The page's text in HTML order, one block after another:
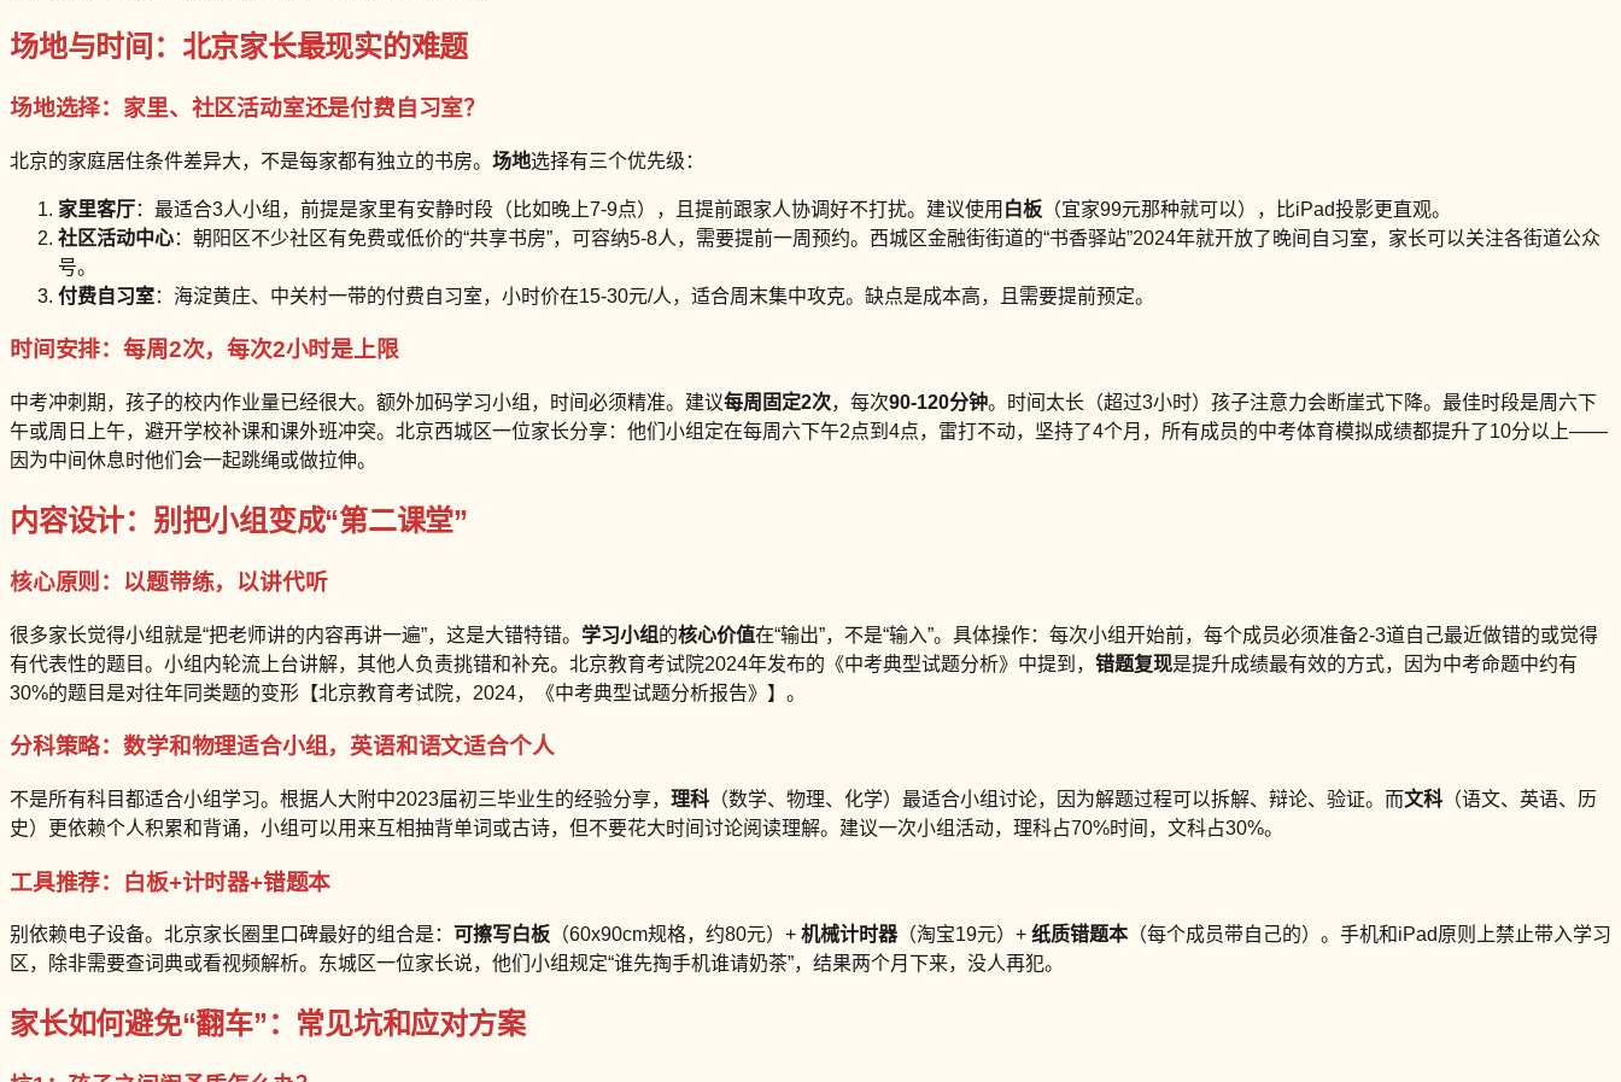
场地与时间：北京家长最现实的难题
场地选择：家里、社区活动室还是付费自习室？
北京的家庭居住条件差异大，不是每家都有独立的书房。 场地选择有三个优先级：
家里客厅：最适合3人小组，前提是家里有安静时段（比如晚上7-9点），且提前跟家人协调好不打扰。建议使用 白板 （宜家99元那种就可以），比iPad投影更直观。
社区活动中心：朝阳区不少社区有免费或低价的“共享书房”，可容纳5-8人，需要提前一周预约。西城区金融街街道的“书香驿站”2024年就开放了晚间自习室，家长可以关注各街道公众
号。
付费自习室：海淀黄庄、中关村一带的付费自习室，小时价在15-30元/人，适合周末集中攻克。缺点是成本高，且需要提前预定。
时间安排：每周2次，每次2小时是上限
中考冲刺期，孩子的校内作业量已经很大。额外加码学习小组，时间必须精准。建议每周固定2次，每次90-120分钟。时间太长（超过3小时）孩子注意力会断崖式下降。最佳时段是周六下
午或周日上午，避开学校补课和课外班冲突。北京西城区一位家长分享：他们小组定在每周六下午2点到4点，雷打不动，坚持了4个月，所有成员的中考体育模拟成绩都提升了10分以上——
因为中间休息时他们会一起跳绳或做拉伸。
内容设计：别把小组变成“第二课堂”
核心原则：以题带练，以讲代听
很多家长觉得小组就是“把老师讲的内容再讲一遍”，这是大错特错。 学习小组 的核心价值在“输出”，不是“输入”。具体操作：每次小组开始前，每个成员必须准备2-3道自己最近做错的或觉得
有代表性的题目。小组内轮流上台讲解，其他人负责挑错和补充。北京教育考试院2024年发布的《中考典型试题分析》中提到， 错题复现是提升成绩最有效的方式，因为中考命题中约有
30%的题目是对往年同类题的变形【北京教育考试院，2024，《中考典型试题分析报告》】。
分科策略：数学和物理适合小组，英语和语文适合个人
不是所有科目都适合小组学习。根据人大附中2023届初三毕业生的经验分享， 理科 （数学、物理、化学）最适合小组讨论，因为解题过程可以拆解、辩论、验证。而文科 （语文、英语、历
史）更依赖个人积累和背诵，小组可以用来互相抽背单词或古诗，但不要花大时间讨论阅读理解。建议一次小组活动，理科占70%时间，文科占30%。
工具推荐：白板+计时器+错题本
别依赖电子设备。北京家长圈里口碑最好的组合是： 可擦写白板 （60x90cm规格，约80元）+ 机械计时器（淘宝19元）+ 纸质错题本（每个成员带自己的）。手机和iPad原则上禁止带入学习
区，除非需要查词典或看视频解析。东城区一位家长说，他们小组规定“谁先掏手机谁请奶茶”，结果两个月下来，没人再犯。
家长如何避免“翻车”：常见坑和应对方案